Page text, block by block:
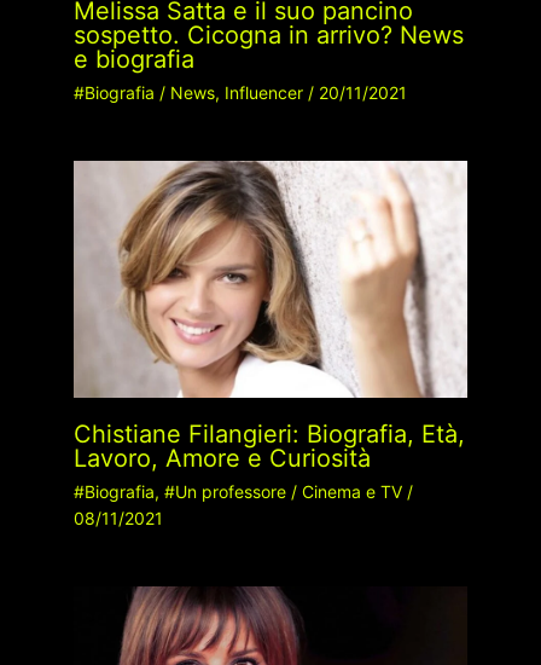
Melissa Satta e il suo pancino
sospetto. Cicogna in arrivo? News
e biografia
#Biografia / News, Influencer/ 20/11/2021
Chistiane Filangieri: Biografia, Età,
Lavoro, Amore e Curiosità
#Biografia, #Un professore/ Cinema e TV/
08/11/2021